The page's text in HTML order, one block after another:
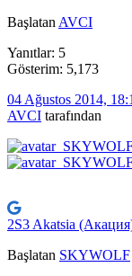
Başlatan AVCI
Yanıtlar: 5
Gösterim: 5,173
04 Ağustos 2014,
AVCI tarafından
2S3 Akatsia
Başlatan SKYWOLF